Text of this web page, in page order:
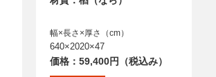
幅×長さ×厚さ（cm）
640×2020×47
価格：59,400円（税込み）